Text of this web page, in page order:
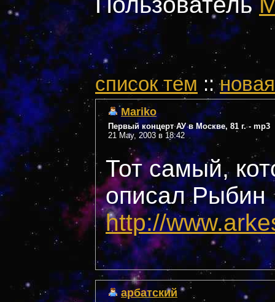
cписок тем ::
Mariko
Первый концерт АУ в Москве, 81 г. - mp3
21 May, 2003 в 18:42
Тот самый,
описал Рыбин
http://
арбатский